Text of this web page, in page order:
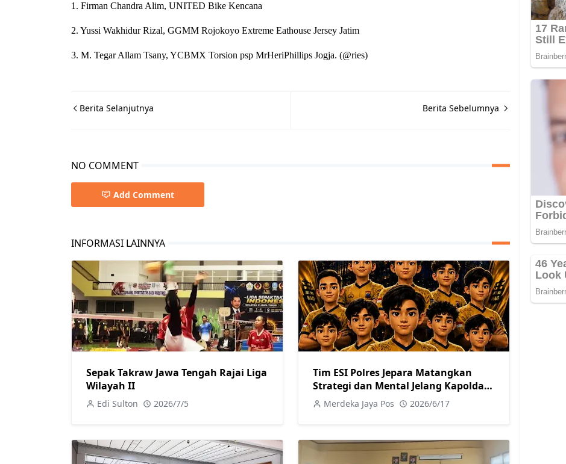
1. Firman Chandra Alim, UNITED Bike Kencana
2. Yussi Wakhidur Rizal, GGMM Rojokoyo Extreme Eathouse Jersey Jatim
3. M. Tegar Allam Tsany, YCBMX Torsion psp MrHeriPhillips Jogja. (@ries)
Berita Selanjutnya Berita Sebelumnya
NO COMMENT
Add Comment
INFORMASI LAINNYA
Sepak Takraw Jawa Tengah Rajai Liga
Wilayah II
Edi Sulton 2026/7/5
Tim ESI Polres Jepara Matangkan
Strategi dan Mental Jelang Kapolda
Jateng Cup 2026
Merdeka Jaya Pos 2026/6/17